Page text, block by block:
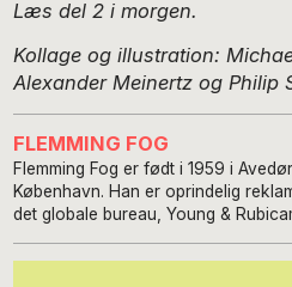
Læs del 2 i morgen.
Kollage og illustration:
Alexander Meinertz og Philip
FLEMMING FOG
Flemming Fog er født i 1959 i
København. Han er oprindelig
det globale bureau, Young &
Balthazar – og siden